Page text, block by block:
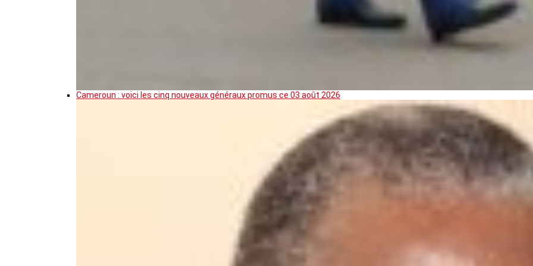
Cameroun : voici les cinq nouveaux généraux promus ce 03 août 2026